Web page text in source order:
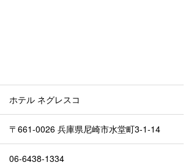
ホテル ネグレスコ
〒661-0026 兵庫県尼崎市水堂町3-1-14
06-6438-1334